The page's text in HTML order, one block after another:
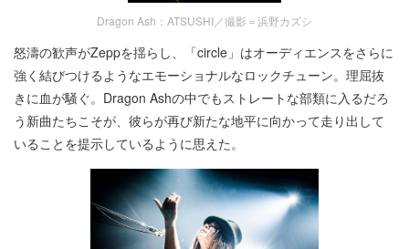
Dragon Ash：ATSUSHI／撮影＝浜野カズシ
怒濤の歓声がZeppを揺らし、「circle」はオーディエンスをさらに
強く結びつけるようなエモーショナルなロックチューン。理屈抜
きに血が騒ぐ。Dragon Ashの中でもストレートな部類に入るだろ
う新曲たちこそが、彼らが再び新たな地平に向かって走り出して
いることを提示しているように思えた。